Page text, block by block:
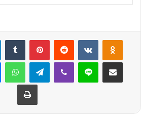
LinkedInTumblr PinterestReddit VKontakte
MessengerWhatsAppTelegramViber Line E-Posta ile
Yazdır